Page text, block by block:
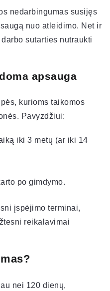
nedarbingumas susijęs
nuo atleidimo. Net ir
sutarties nutraukti
apsauga
kurioms taikomos
Pavyzdžiui:
iki 3 metų (ar iki 14
po gimdymo.
įspėjimo terminai,
reikalavimai
nei 120 dienų,